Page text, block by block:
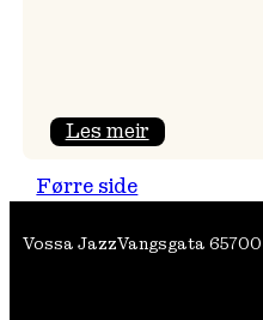
Les meir:
Brør
Førre side
Vossa JazzVangsgata 6